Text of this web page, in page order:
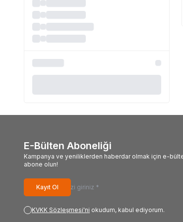
E-Bülten Aboneliği
Kampanya ve yeniliklerden haberdar olmak için e-
abone olun!
Kayıt Ol
KVKK Sözleşmesi'ni okudum, kabul ediyorum.